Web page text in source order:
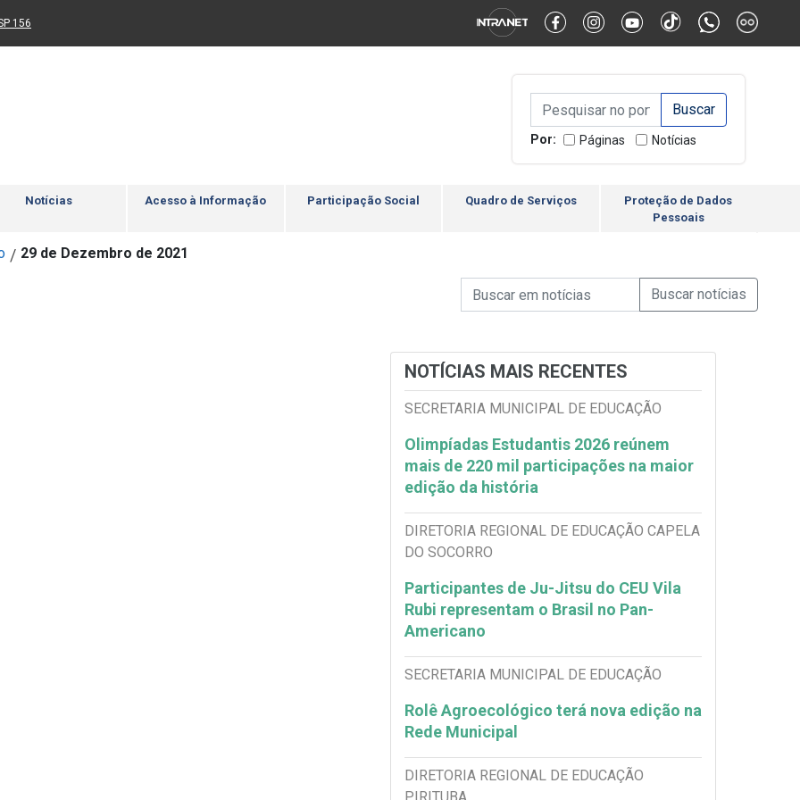
Ir para rodapé Alternar Alto Contraste Alternar Tamanho da Fonte
para um novo sítio)
156
Campo de Busca de
Campo de Busca de informaçõesEnviar a Busca
Por: Páginas Notícias
Notícias Acesso à Informação Participação Social Quadro de Serviços
Proteção de Dados
Pessoais
/ 29 de Dezembro de 2021
Campo de Busca de Notícias
Campo de Busca de informaçõesEnviar a Busca de
NOTÍCIAS MAIS RECENTES
SECRETARIA MUNICIPAL DE EDUCAÇÃO
Olimpíadas Estudantis 2026 reúnem
mais de 220 mil participações na maior
edição da história
DIRETORIA REGIONAL DE EDUCAÇÃO CAPELA
DO SOCORRO
Participantes de Ju-Jitsu do CEU Vila
Rubi representam o Brasil no Pan-
Americano
SECRETARIA MUNICIPAL DE EDUCAÇÃO
Rolê Agroecológico terá nova edição na
Rede Municipal
DIRETORIA REGIONAL DE EDUCAÇÃO